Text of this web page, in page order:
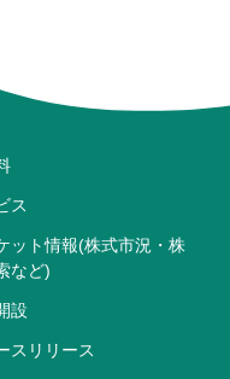
ス
ット情報(株式市況・株
など)
設
スリリース